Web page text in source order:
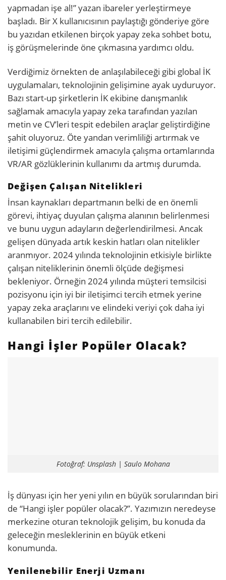
yapmadan işe al!” yazan ibareler yerleştirmeye
başladı. Bir X kullanıcısının paylaştığı gönderiye göre
bu yazıdan etkilenen birçok yapay zeka sohbet botu,
iş görüşmelerinde öne çıkmasına yardımcı oldu.
Verdiğimiz örnekten de anlaşılabileceği gibi global İK
uygulamaları, teknolojinin gelişimine ayak uyduruyor.
Bazı start-up şirketlerin İK ekibine danışmanlık
sağlamak amacıyla yapay zeka tarafından yazılan
metin ve CV’leri tespit edebilen araçlar geliştirdiğine
şahit oluyoruz. Öte yandan verimliliği artırmak ve
iletişimi güçlendirmek amacıyla çalışma ortamlarında
VR/AR gözlüklerinin kullanımı da artmış durumda.
Değişen Çalışan Nitelikleri
İnsan kaynakları departmanın belki de en önemli
görevi, ihtiyaç duyulan çalışma alanının belirlenmesi
ve bunu uygun adayların değerlendirilmesi. Ancak
gelişen dünyada artık keskin hatları olan nitelikler
aranmıyor. 2024 yılında teknolojinin etkisiyle birlikte
çalışan niteliklerinin önemli ölçüde değişmesi
bekleniyor. Örneğin 2024 yılında müşteri temsilcisi
pozisyonu için iyi bir iletişimci tercih etmek yerine
yapay zeka araçlarını ve elindeki veriyi çok daha iyi
kullanabilen biri tercih edilebilir.
Hangi İşler Popüler Olacak?
Fotoğraf: Unsplash | Saulo Mohana
İş dünyası için her yeni yılın en büyük sorularından biri
de “Hangi işler popüler olacak?”. Yazımızın neredeyse
merkezine oturan teknolojik gelişim, bu konuda da
geleceğin mesleklerinin en büyük etkeni
konumunda.
Yenilenebilir Enerji Uzmanı